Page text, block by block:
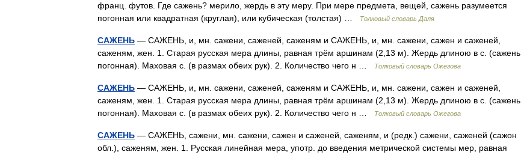
франц. футов. Где сажень? мерило, жердь в эту меру. При мере предмета, вещей, сажень разумеется
погонная или квадратная (круглая), или кубическая (толстая) …
Толковый словарь Даля
САЖЕНЬ — САЖЕНЬ, и, мн. сажени, саженей, саженям и САЖЕНЬ, и, мн. сажени, сажен и саженей,
саженям, жен. 1. Старая русская мера длины, равная трём аршинам (2,13 м). Жердь длиною в с. (сажень
погонная). Маховая с. (в размах обеих рук). 2. Количество чего н …
Толковый словарь Ожегова
САЖЕНЬ — САЖЕНЬ, и, мн. сажени, саженей, саженям и САЖЕНЬ, и, мн. сажени, сажен и саженей,
саженям, жен. 1. Старая русская мера длины, равная трём аршинам (2,13 м). Жердь длиною в с. (сажень
погонная). Маховая с. (в размах обеих рук). 2. Количество чего н …
Толковый словарь Ожегова
САЖЕНЬ — САЖЕНЬ, сажени, мн. сажени, сажен и саженей, саженям, и (редк.) сажени, саженей (сажон
обл.), саженям, жен. 1. Русская линейная мера, употр. до введения метрической системы мер, равная